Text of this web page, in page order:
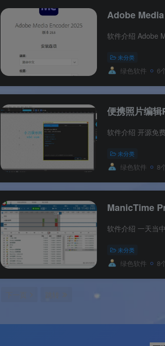
Adobe
未分类
绿色软件 6
便携照片编
未分类
绿色软件 8
ManicTime
未分类
绿色软件 8
下一页 跳转